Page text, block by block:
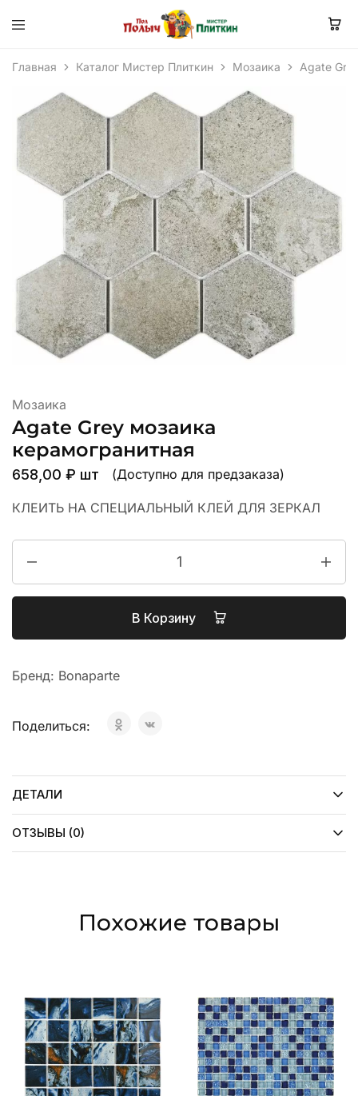
Главная Каталог Мистер Плиткин Мозаика Agate
Мозаика
Agate Grey мозаика
керамогранитная
658,00 ₽ шт (Доступно для предзаказа)
КЛЕИТЬ НА СПЕЦИАЛЬНЫЙ КЛЕЙ ДЛЯ ЗЕРКАЛ
В Корзину
Бренд: Bonaparte
Поделиться:
ДЕТАЛИ
ОТЗЫВЫ (0)
Похожие товары